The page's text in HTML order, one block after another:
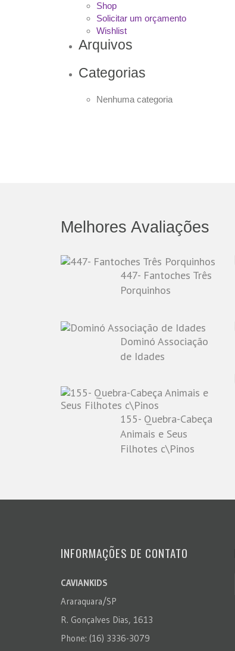
Shop
Solicitar um orçamento
Wishlist
Arquivos
Categorias
Nenhuma categoria
Melhores Avaliações
447- Fantoches Três
Porquinhos
Dominó Associação
de Idades
155- Quebra-Cabeça
Animais e Seus
Filhotes c\Pinos
INFORMAÇÕES DE CONTATO
CAVIANKIDS
Araraquara/SP
R. Gonçalves Dias, 1613
Phone: (16) 3336-3079